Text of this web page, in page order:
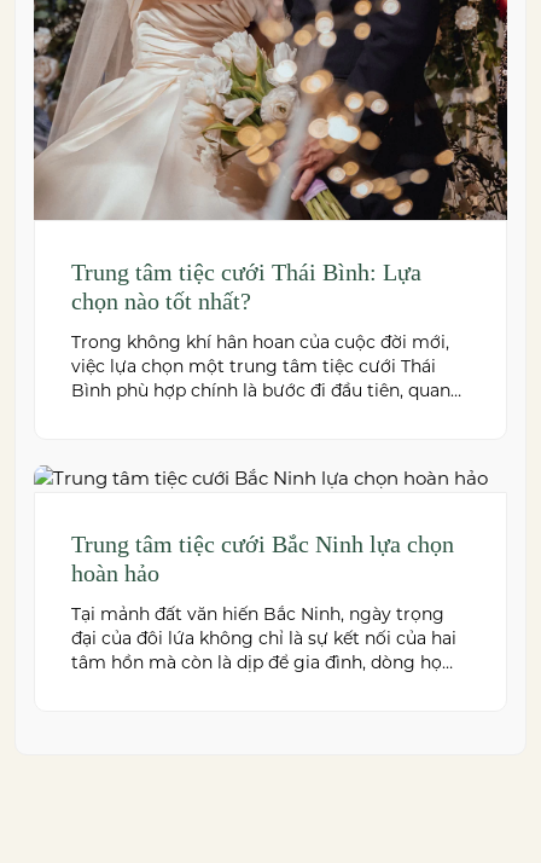
Trung tâm tiệc cưới Thái Bình: Lựa
chọn nào tốt nhất?
Trong không khí hân hoan của cuộc đời mới,
việc lựa chọn một trung tâm tiệc cưới Thái
Bình phù hợp chính là bước đi đầu tiên, quan
Trung tâm tiệc cưới Bắc Ninh lựa chọn
hoàn hảo
Tại mảnh đất văn hiến Bắc Ninh, ngày trọng
đại của đôi lứa không chỉ là sự kết nối của hai
tâm hồn mà còn là dịp để gia đình, dòng họ